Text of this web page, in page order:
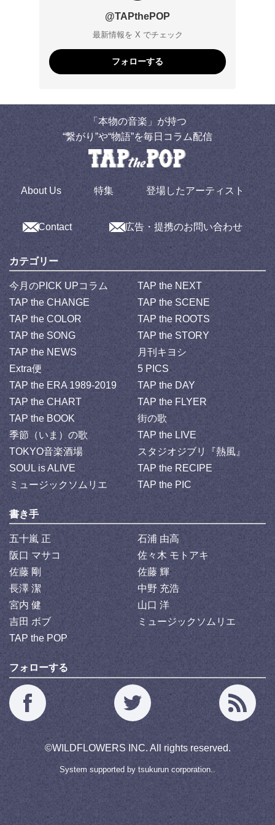
@TAPthePOP
最新情報を X でチェック
フォローする
「本物の音楽」が持つ
“繋がり”や“物語”を毎日コラム配信
About Us 特集 登場したアーティスト
Contact 広告・提携のお問い合わせ
カテゴリー
今月のPICK UPコラム
TAP the NEXT
TAP the CHANGE
TAP the SCENE
TAP the COLOR
TAP the ROOTS
TAP the SONG
TAP the STORY
TAP the NEWS
月刊キヨシ
Extra便
5 PICS
TAP the ERA 1989-2019
TAP the DAY
TAP the CHART
TAP the FLYER
TAP the BOOK
街の歌
季節（いま）の歌
TAP the LIVE
TOKYO音楽酒場
スタジオジブリ『熱風』
SOUL is ALIVE
TAP the RECIPE
ミュージックソムリエ
TAP the PIC
書き手
五十嵐 正
石浦 由高
阪口 マサコ
佐々木 モトアキ
佐藤 剛
佐藤 輝
長澤 潔
中野 充浩
宮内 健
山口 洋
吉田 ボブ
ミュージックソムリエ
TAP the POP
フォローする
©WILDFLOWERS INC. All rights reserved.
System supported by tsukurun corporation..